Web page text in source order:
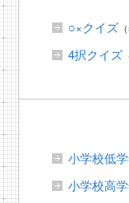
○×クイズ（
4択クイズ
小学校低
小学校高